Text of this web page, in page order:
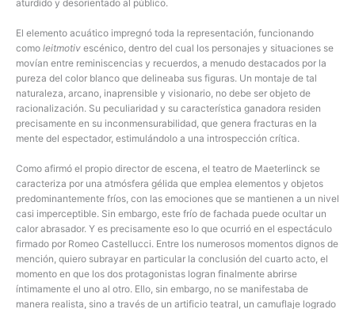
aturdido y desorientado al público.
El elemento acuático impregnó toda la representación, funcionando
como leitmotiv escénico, dentro del cual los personajes y situaciones se
movían entre reminiscencias y recuerdos, a menudo destacados por la
pureza del color blanco que delineaba sus figuras. Un montaje de tal
naturaleza, arcano, inaprensible y visionario, no debe ser objeto de
racionalización. Su peculiaridad y su característica ganadora residen
precisamente en su inconmensurabilidad, que genera fracturas en la
mente del espectador, estimulándolo a una introspección crítica.
Como afirmó el propio director de escena, el teatro de Maeterlinck se
caracteriza por una atmósfera gélida que emplea elementos y objetos
predominantemente fríos, con las emociones que se mantienen a un nivel
casi imperceptible. Sin embargo, este frío de fachada puede ocultar un
calor abrasador. Y es precisamente eso lo que ocurrió en el espectáculo
firmado por Romeo Castellucci. Entre los numerosos momentos dignos de
mención, quiero subrayar en particular la conclusión del cuarto acto, el
momento en que los dos protagonistas logran finalmente abrirse
íntimamente el uno al otro. Ello, sin embargo, no se manifestaba de
manera realista, sino a través de un artificio teatral, un camuflaje logrado